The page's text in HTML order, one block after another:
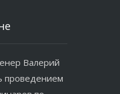
Валерий
проведением